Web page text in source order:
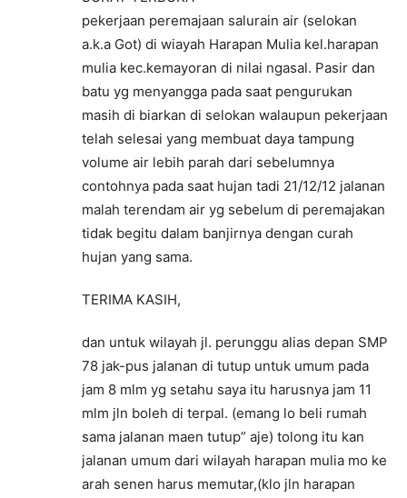
pekerjaan peremajaan salurain air (selokan
a.k.a Got) di wiayah Harapan Mulia kel.harapan
mulia kec.kemayoran di nilai ngasal. Pasir dan
batu yg menyangga pada saat pengurukan
masih di biarkan di selokan walaupun pekerjaan
telah selesai yang membuat daya tampung
volume air lebih parah dari sebelumnya
contohnya pada saat hujan tadi 21/12/12 jalanan
malah terendam air yg sebelum di peremajakan
tidak begitu dalam banjirnya dengan curah
hujan yang sama.
TERIMA KASIH,
dan untuk wilayah jl. perunggu alias depan SMP
78 jak-pus jalanan di tutup untuk umum pada
jam 8 mlm yg setahu saya itu harusnya jam 11
mlm jln boleh di terpal. (emang lo beli rumah
sama jalanan maen tutup” aje) tolong itu kan
jalanan umum dari wilayah harapan mulia mo ke
arah senen harus memutar,(klo jln harapan